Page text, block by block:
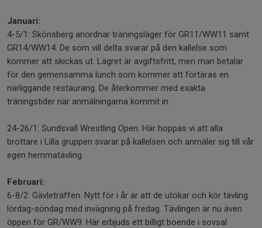
Januari:
4-5/1: Skönsberg anordnar träningsläger för GR11/WW11 samt
GR14/WW14. De som vill delta svarar på den kallelse som
kommer att skickas ut. Lägret är avgiftsfritt, men man betalar
för den gemensamma lunch som kommer att förtäras en
närliggande restaurang. De återkommer med exakta
träningstider när anmälningarna kommit in.
24-26/1: Sundsvall Wrestling Open. Här hoppas vi att alla
brottare i Lilla gruppen svarar på kallelsen och anmäler sig till vår
egen hemmatävling.
Februari:
6-8/2: Gävleträffen. Nytt för i år är att de utökar och kör tävling
lördag-söndag med invägning på fredag. Tävlingen är nu även
öppen för GR/WW9. Här erbjuds ett billigt boende i sovsal